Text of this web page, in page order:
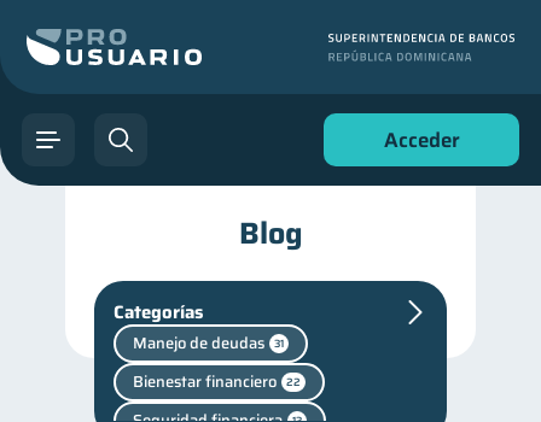
Acceder
Blog
Categorías
Manejo de deudas 31
Bienestar financiero 22